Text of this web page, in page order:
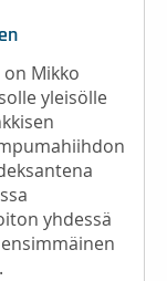
Mikko
yleisölle
yhdessä